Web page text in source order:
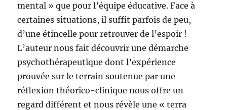
mental » que pour l’équipe éducative. Face à
certaines situations, il suffit parfois de peu,
d’une étincelle pour retrouver de l’espoir !
L’auteur nous fait découvrir une démarche
psychothérapeutique dont l’expérience
prouvée sur le terrain soutenue par une
réflexion théorico-clinique nous offre un
regard différent et nous révèle une « terra